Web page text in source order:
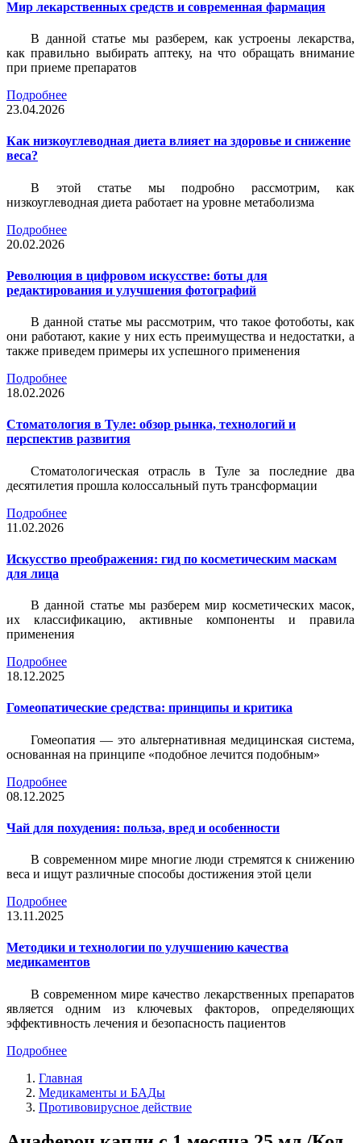
Мир лекарственных средств и современная фармация
В данной статье мы разберем, как устроены лекарства,
как правильно выбирать аптеку, на что обращать внимание
при приеме препаратов
Подробнее
23.04.2026
Как низкоуглеводная диета влияет на здоровье и снижение
веса?
В этой статье мы подробно рассмотрим, как
низкоуглеводная диета работает на уровне метаболизма
Подробнее
20.02.2026
Революция в цифровом искусстве: боты для
редактирования и улучшения фотографий
В данной статье мы рассмотрим, что такое фотоботы, как
они работают, какие у них есть преимущества и недостатки, а
также приведем примеры их успешного применения
Подробнее
18.02.2026
Стоматология в Туле: обзор рынка, технологий и
перспектив развития
Стоматологическая отрасль в Туле за последние два
десятилетия прошла колоссальный путь трансформации
Подробнее
11.02.2026
Искусство преображения: гид по косметическим маскам
для лица
В данной статье мы разберем мир косметических масок,
их классификацию, активные компоненты и правила
применения
Подробнее
18.12.2025
Гомеопатические средства: принципы и критика
Гомеопатия — это альтернативная медицинская система,
основанная на принципе «подобное лечится подобным»
Подробнее
08.12.2025
Чай для похудения: польза, вред и особенности
В современном мире многие люди стремятся к снижению
веса и ищут различные способы достижения этой цели
Подробнее
13.11.2025
Методики и технологии по улучшению качества
медикаментов
В современном мире качество лекарственных препаратов
является одним из ключевых факторов, определяющих
эффективность лечения и безопасность пациентов
Подробнее
Главная
Медикаменты и БАДы
Противовирусное действие